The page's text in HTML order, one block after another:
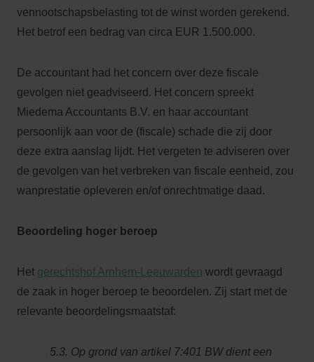
vennootschapsbelasting tot de winst worden gerekend.
Het betrof een bedrag van circa EUR 1.500.000.
De accountant had het concern over deze fiscale
gevolgen niet geadviseerd. Het concern spreekt
Miedema Accountants B.V. en haar accountant
persoonlijk aan voor de (fiscale) schade die zij door
deze extra aanslag lijdt. Het vergeten te adviseren over
de gevolgen van het verbreken van fiscale eenheid, zou
wanprestatie opleveren en/of onrechtmatige daad.
Beoordeling hoger beroep
Het gerechtshof Arnhem-Leeuwarden wordt gevraagd
de zaak in hoger beroep te beoordelen. Zij start met de
relevante beoordelingsmaatstaf:
5.3. Op grond van artikel 7:401 BW dient een